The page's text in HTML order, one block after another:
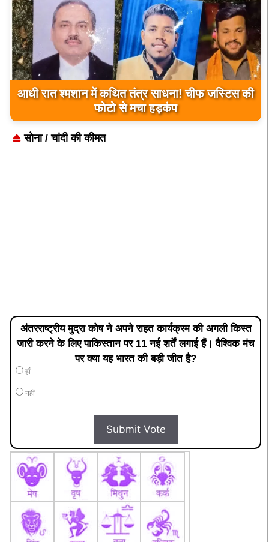
आधी रात श्मशान में कथित तंत्र साधना! चीफ जस्टिस की
फोटो से मचा हड़कंप
उप मुख्यमंत्री अरुण साव ने किया पौधारोपण, बोले-
हरियाली बढ़ेगी तो पर्यावरण भी होगा स्वस्थ और सुंदर
सोना / चांदी की कीमत
अंतरराष्ट्रीय मुद्रा कोष ने अपने राहत कार्यक्रम की अगली किस्त
जारी करने के लिए पाकिस्तान पर 11 नई शर्तें लगाई हैं। वैश्विक मंच
पर क्या यह भारत की बड़ी जीत है?
हाँ
नहीं
Submit Vote